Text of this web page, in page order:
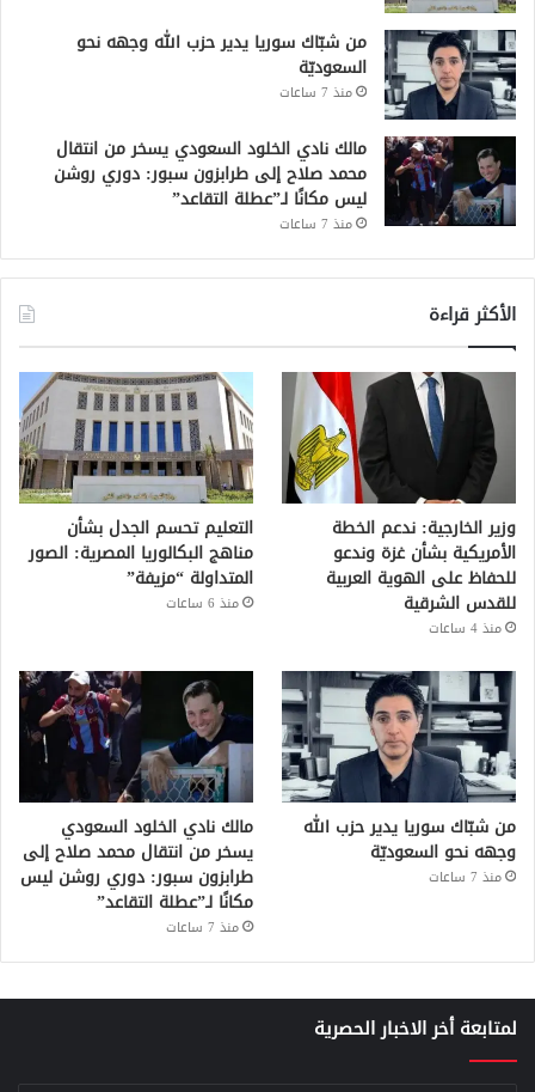
من شبّاك سوريا يدير حزب الله وجهه نحو
السعوديّة
منذ 7 ساعات
مالك نادي الخلود السعودي يسخر من انتقال
محمد صلاح إلى طرابزون سبور: دوري روشن
ليس مكانًا لـ”عطلة التقاعد”
منذ 7 ساعات
الأكثر قراءة
وزير الخارجية: ندعم الخطة
الأمريكية بشأن غزة وندعو
للحفاظ على الهوية العربية
للقدس الشرقية
منذ 4 ساعات
التعليم تحسم الجدل بشأن
مناهج البكالوريا المصرية: الصور
المتداولة “مزيفة”
منذ 6 ساعات
من شبّاك سوريا يدير حزب الله
وجهه نحو السعوديّة
منذ 7 ساعات
مالك نادي الخلود السعودي
يسخر من انتقال محمد صلاح إلى
طرابزون سبور: دوري روشن ليس
مكانًا لـ”عطلة التقاعد”
منذ 7 ساعات
لمتابعة أخر الاخبار الحصرية